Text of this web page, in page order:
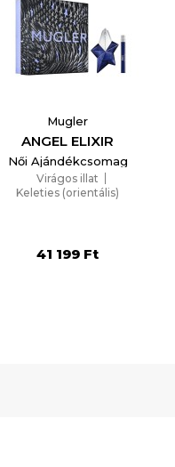
Mugler
ANGEL ELIXIR
Női Ajándékcsomag
Virágos illat
Keleties (orientális)
41 199 Ft